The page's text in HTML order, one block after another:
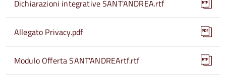
Dichiarazioni integrative SANT'ANDREA.rtf
Allegato Privacy.pdf
Modulo Offerta SANT'ANDREArtf.rtf